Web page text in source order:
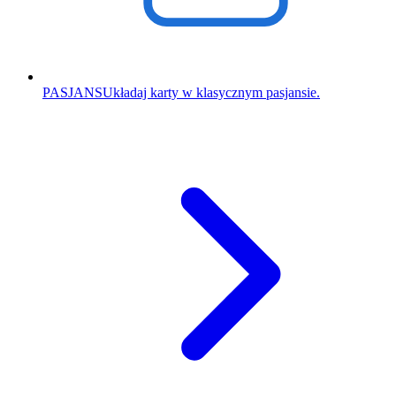
PASJANSUkładaj karty w klasycznym pasjansie.